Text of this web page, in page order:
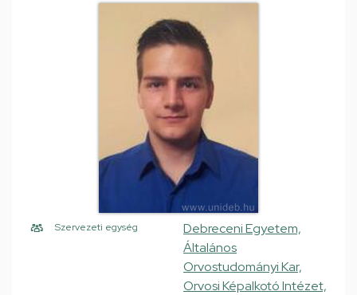
Szervezeti egység
Debreceni Egyetem,
Általános
Orvostudományi Kar,
Orvosi Képalkotó Intézet,